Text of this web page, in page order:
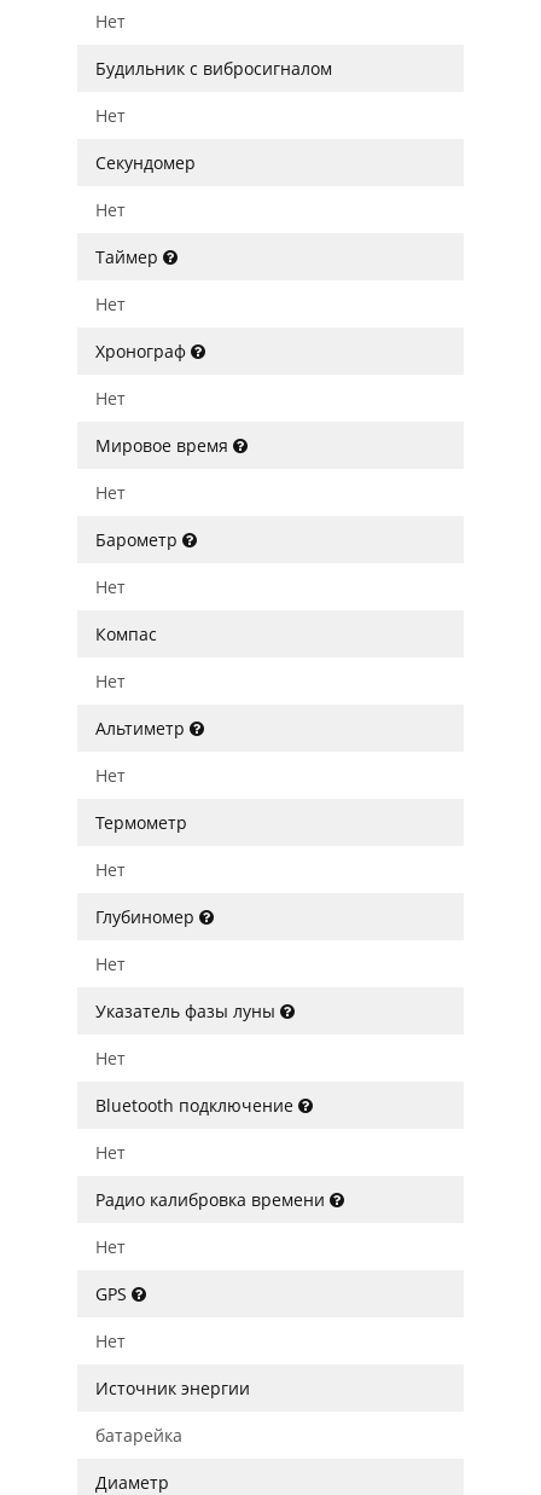
Нет
Будильник с вибросигналом
Нет
Секундомер
Нет
Таймер
Нет
Хронограф
Нет
Мировое время
Нет
Барометр
Нет
Компас
Нет
Альтиметр
Нет
Термометр
Нет
Глубиномер
Нет
Указатель фазы луны
Нет
Bluetooth подключение
Нет
Радио калибровка времени
Нет
GPS
Нет
Источник энергии
батарейка
Диаметр